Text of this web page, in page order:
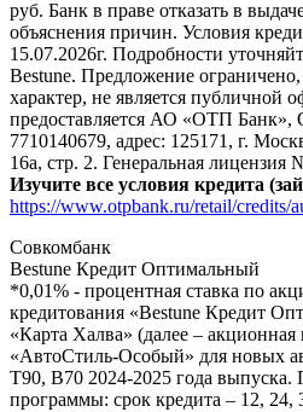
руб. Банк в праве отказать в
объяснения причин. Условия
15.07.2026г. Подробности
Bestune. Предложение
характер, не является публичной
предоставляется АО «ОТП
7710140679, адрес: 125171, г.
16а, стр. 2. Генеральная лицензия
Изучите все условия кредита
https://www.otpbank.ru/retail/credits/
Совкомбанк
Bestune Кредит Оптимальный
*0,01% - процентная ставка по
кредитования «Bestune Кредит
«Карта Халва» (далее –
«АвтоСтиль-Особый» для новых
T90, B70 2024-2025 года
программы: срок кредита – 12, 24,